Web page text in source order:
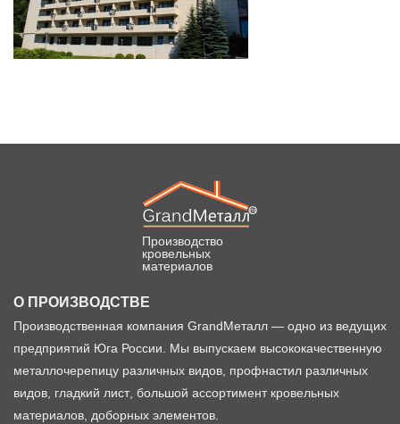
Производство
кровельных
материалов
О ПРОИЗВОДСТВЕ
Производственная компания GrandМеталл — одно из ведущих
предприятий Юга России. Мы выпускаем высококачественную
металлочерепицу различных видов, профнастил различных
видов, гладкий лист, большой ассортимент кровельных
материалов, доборных элементов.